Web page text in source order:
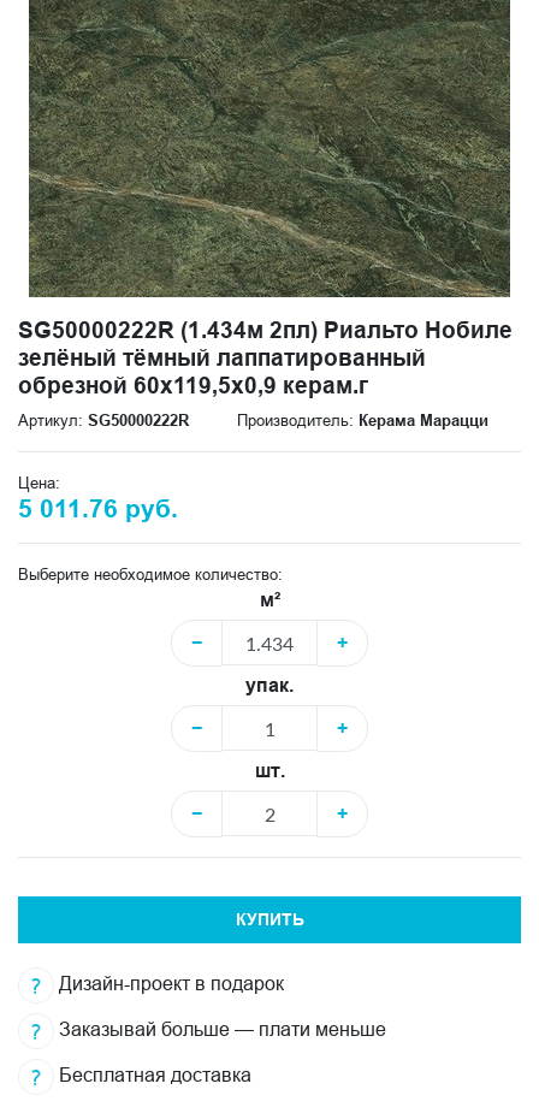
SG50000222R (1.434м 2пл) Риальто Нобиле
зелёный тёмный лаппатированный
обрезной 60x119,5x0,9 керам.г
Артикул: SG50000222R Производитель: Керама Марацци
Цена:
5 011.76 руб.
Выберите необходимое количество:
м²
−
+
упак.
−
+
шт.
−
+
КУПИТЬ
Дизайн-проект в подарок
Заказывай больше — плати меньше
Бесплатная доставка